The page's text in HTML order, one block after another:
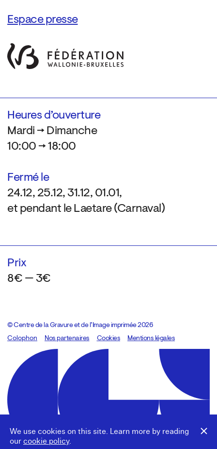
We use cookies on this site. Learn more by reading
our cookie policy.
Espace presse
Heures d’ouverture
Mardi → Dimanche
10:00 → 18:00
Fermé le
24.12, 25.12, 31.12, 01.01,
et pendant le Laetare (Carnaval)
Prix
8€ — 3€
© Centre de la Gravure et de l’Image imprimée 2026
Colophon
Design:Marcel Kaczmarek, code:8080.studio
Nos partenaires Cookies Mentions légales